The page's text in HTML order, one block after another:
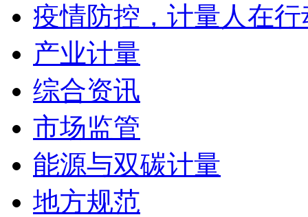
疫情防控，计量人在行
产业计量
综合资讯
市场监管
能源与双碳计量
地方规范